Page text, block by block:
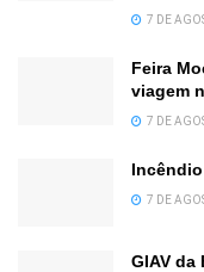
7 DE
Feira
viagem
7 DE
7 DE
GIAV da